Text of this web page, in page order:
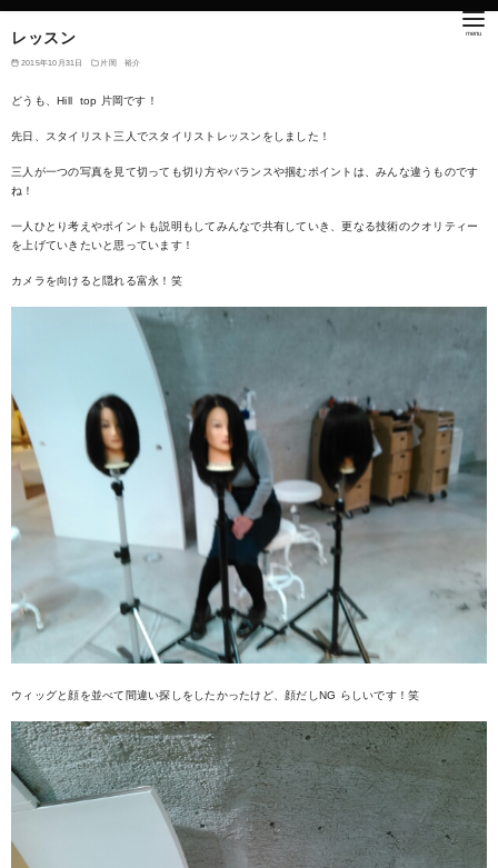
レッスン
2015年10月31日 片岡 裕介
どうも、Hill top 片岡です！
先日、スタイリスト三人でスタイリストレッスンをしました！
三人が一つの写真を見て切っても切り方やバランスや掴むポイントは、みんな違うものです
ね！
一人ひとり考えやポイントも説明もしてみんなで共有していき、更なる技術のクオリティー
を上げていきたいと思っています！
カメラを向けると隠れる富永！笑
ウィッグと顔を並べて間違い探しをしたかったけど、顔だしNG らしいです！笑